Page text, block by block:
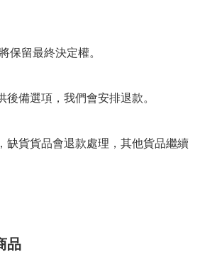
保留最終決定權。
後備選項，我們會安排退款。
缺貨貨品會退款處理，其他貨品繼續
品